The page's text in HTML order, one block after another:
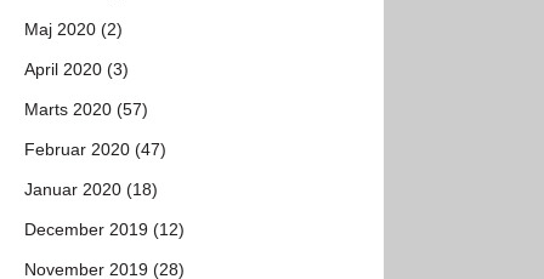
Maj 2020 (2)
April 2020 (3)
Marts 2020 (57)
Februar 2020 (47)
Januar 2020 (18)
December 2019 (12)
November 2019 (28)